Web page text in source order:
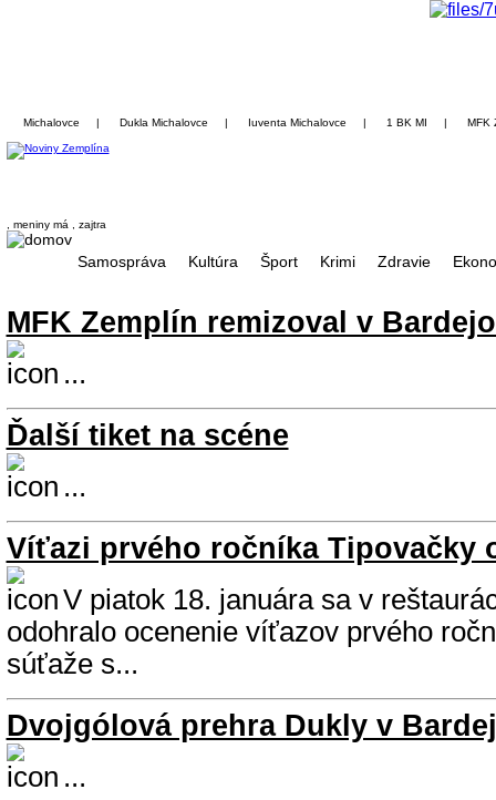
Michalovce | Dukla Michalovce | Iuventa Michalovce | 1 BK MI | MFK
, meniny má , zajtra
Samospráva Kultúra Šport Krimi Zdravie
MFK Zemplín remizoval v
...
Ďalší tiket na scéne
...
Víťazi prvého ročníka Tipovačky
V piatok 18. januára sa v
odohralo ocenenie víťazov prvého
súťaže s...
Dvojgólová prehra Dukly v
...